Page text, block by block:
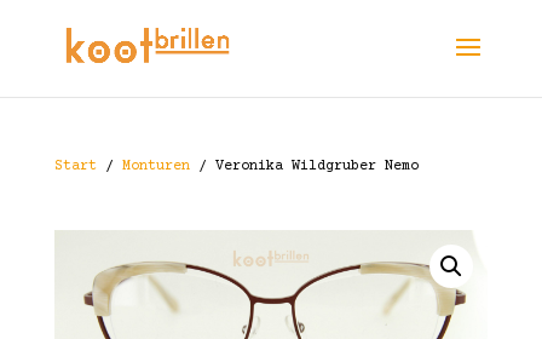
Start/ Monturen/ Veronika Wildgruber Nemo